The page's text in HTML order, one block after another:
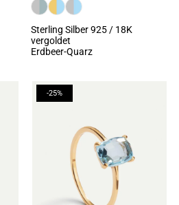
Sterling Silber 925 / 18K
vergoldet
Erdbeer-Quarz
-25%